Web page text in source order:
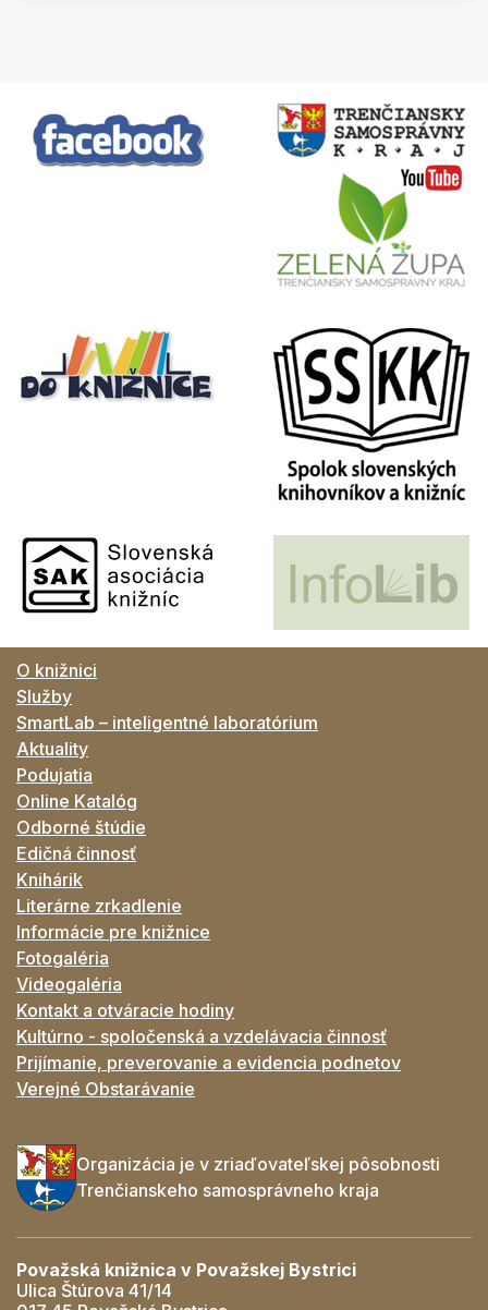
O knižnici
Služby
SmartLab – inteligentné laboratórium
Aktuality
Podujatia
Online Katalóg
Odborné štúdie
Edičná činnosť
Knihárik
Literárne zrkadlenie
Informácie pre knižnice
Fotogaléria
Videogaléria
Kontakt a otváracie hodiny
Kultúrno - spoločenská a vzdelávacia činnosť
Prijímanie, preverovanie a evidencia podnetov
Verejné Obstarávanie
Organizácia je v zriaďovateľskej pôsobnosti
Trenčianskeho samosprávneho kraja
Považská knižnica v Považskej Bystrici
Ulica Štúrova 41/14